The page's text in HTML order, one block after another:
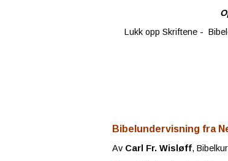
Lukk opp Skriftene -
Bibelundervisning fra
Av Carl Fr. Wisløff,